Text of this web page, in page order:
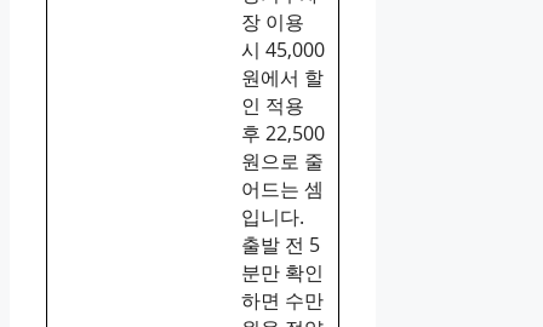
장 이용
시 45,000
원에서 할
인 적용
후 22,500
원으로 줄
어드는 셈
입니다.
출발 전 5
분만 확인
하면 수만